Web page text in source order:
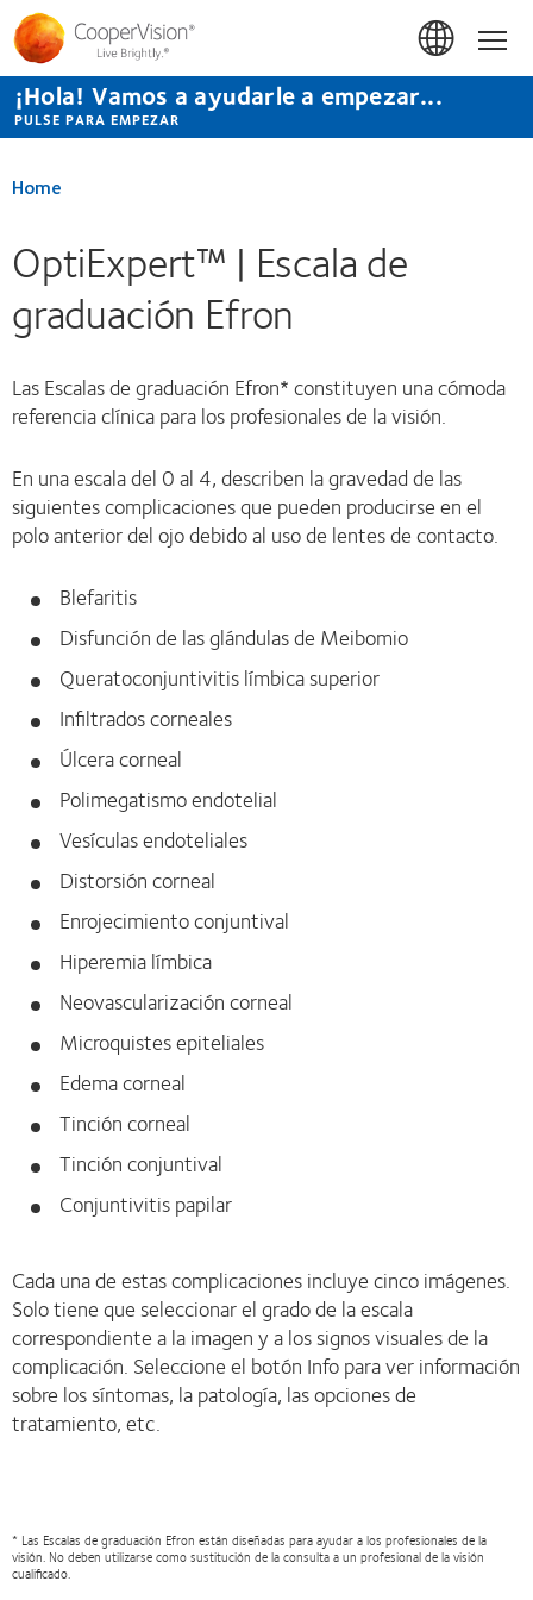
Pasar
contenido
principal
¡Hola! Vamos a ayudarle a empezar...
PULSE PARA EMPEZAR
Home
OptiExpert™ | Escala de
graduación Efron
Las Escalas de graduación Efron* constituyen una cómoda
referencia clínica para los profesionales de la visión.
En una escala del 0 al 4, describen la gravedad de las
siguientes complicaciones que pueden producirse en el
polo anterior del ojo debido al uso de lentes de contacto.
Blefaritis
Disfunción de las glándulas de Meibomio
Queratoconjuntivitis límbica superior
Infiltrados corneales
Úlcera corneal
Polimegatismo endotelial
Vesículas endoteliales
Distorsión corneal
Enrojecimiento conjuntival
Hiperemia límbica
Neovascularización corneal
Microquistes epiteliales
Edema corneal
Tinción corneal
Tinción conjuntival
Conjuntivitis papilar
Cada una de estas complicaciones incluye cinco imágenes.
Solo tiene que seleccionar el grado de la escala
correspondiente a la imagen y a los signos visuales de la
complicación. Seleccione el botón Info para ver información
sobre los síntomas, la patología, las opciones de
tratamiento, etc.
* Las Escalas de graduación Efron están diseñadas para ayudar a los profesionales de la
visión. No deben utilizarse como sustitución de la consulta a un profesional de la visión
cualificado.